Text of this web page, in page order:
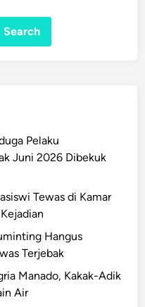
Search
Pelaku
Juni 2026 Dibekuk
Tewas di Kamar
Hangus
Terjebak
Manado, Kakak-Adik
Air